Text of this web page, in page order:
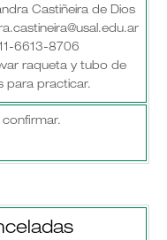
Castiñeira de Dios
6613-8706
raqueta y tubo de
para practicar.
confirmar.